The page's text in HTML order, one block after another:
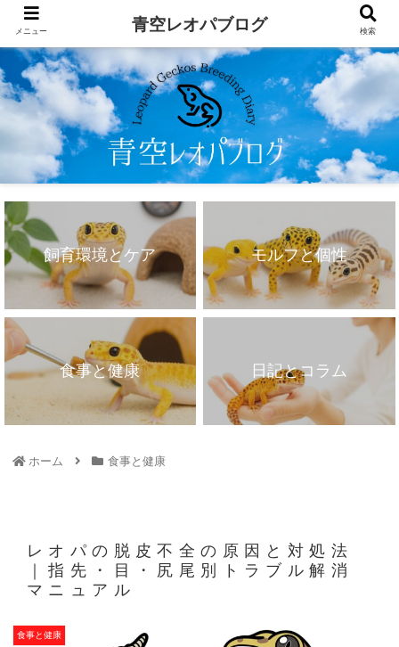
飼育環境とケア モルフと個性
食事と健康 日記とコラム
ホーム 食事と健康
レオパの脱皮不全の原因と対処法
｜指先・目・尻尾別トラブル解消
マニュアル
食事と健康
メニュー 青空レオパブログ 検索